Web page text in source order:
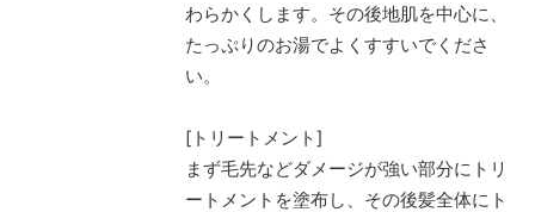
わらかくします。その後地肌を中心に、
たっぷりのお湯でよくすすいでくださ
い。
[トリートメント]
まず毛先などダメージが強い部分にトリ
ートメントを塗布し、その後髪全体にト